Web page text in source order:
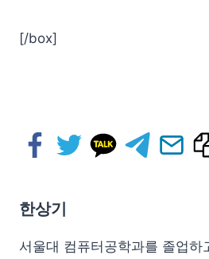
[/box]
한상기
서울대 컴퓨터공학과를 졸업하